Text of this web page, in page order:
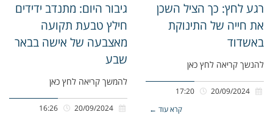
רגע לחץ: כך הציל השכן
את חייה של התינוקת
באשדוד
להנשך קריאה לחץ כאן
קרא עוד ←
גיבור היום: מתנדב ידידים
חילץ טבעת תקועה
מאצבעה של אישה בבאר
שבע
להמשך קריאה לחץ כאן